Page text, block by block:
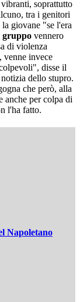
soprattutto
tra i genitori
giovane "se l'era
gruppo vennero
di violenza
, venne invece
disse il
dello stupro.
che però, alla
anche per colpa di
l'ha fatto.
Napoletano